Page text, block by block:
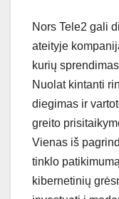
Nors Tele2 gali
ateityje
kurių
Nuolat kintanti
diegimas ir
greito
Vienas iš
tinklo
kibernetinių